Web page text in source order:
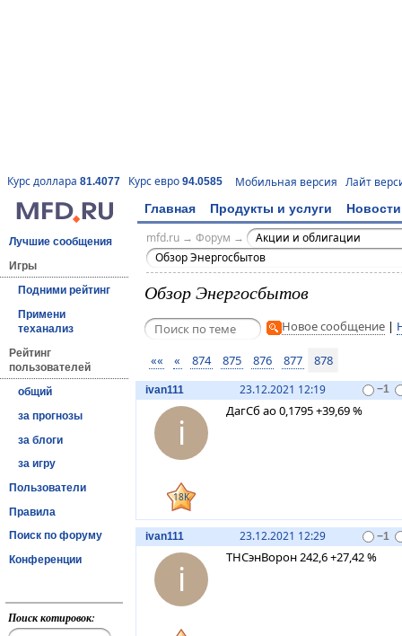
Курс доллара 81.4077 Курс евро 94.0585 Мобильная версия Лайт
Главная Продукты и услуги Новости
Лучшие сообщения
Игры
Подними рейтинг
Примени
теханализ
Рейтинг
пользователей
общий
за прогнозы
за блоги
за игру
Пользователи
Правила
Поиск по форуму
Конференции
Поиск котировок:
mfd.ru→ Форум →
Акции и облигации
Обзор Энергосбытов
Обзор Энергосбытов
Новое сообщение|
«« « 874 875 876 877 878
ivan111 23.12.2021 12:19 −1
i
18K
ДагСб ао 0,1795 +39,69 %
ivan111 23.12.2021 12:29 −1
i ТНСэнВорон 242,6 +27,42 %